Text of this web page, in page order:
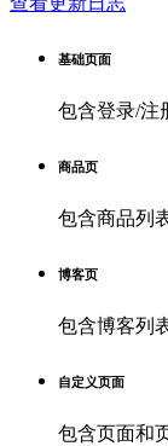
基础页面
包含登录/注
商品页
包含商品列
博客页
包含博客列
自定义页面
包含页面和